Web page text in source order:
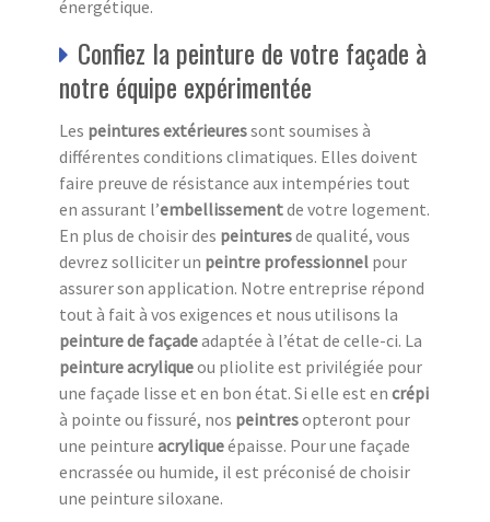
énergétique.
Confiez la peinture de votre façade à
notre équipe expérimentée
Les peintures extérieuressont soumises à
différentes conditions climatiques. Elles doivent
faire preuve de résistance aux intempéries tout
en assurant l’embellissementde votre logement.
En plus de choisir des peinturesde qualité, vous
devrez solliciter un peintre professionnel pour
assurer son application. Notre entreprise répond
tout à fait à vos exigences et nous utilisons la
peinture de façadeadaptée à l’état de celle-ci. La
peinture acryliqueou pliolite est privilégiée pour
une façade lisse et en bon état. Si elle est en crépi
à pointe ou fissuré, nos peintresopteront pour
une peinture acryliqueépaisse. Pour une façade
encrassée ou humide, il est préconisé de choisir
une peinture siloxane.